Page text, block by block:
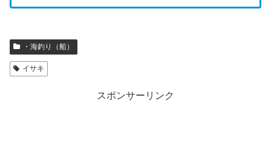
・海釣り（船）
イサキ
スポンサーリンク